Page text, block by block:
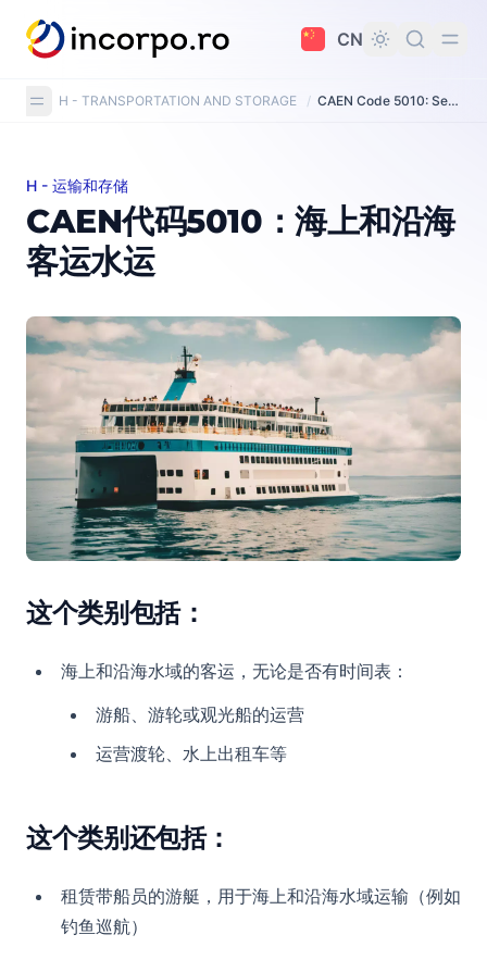
要内容
CN
H - TRANSPORTATION AND STORAGE / CAEN Code 5010: Sea and coastal passenger water transport
CAEN代码5010：海上和沿海客运水运
H - 运输和存储
CAEN代码5010：海上和沿海
客运水运
这个类别包括：
海上和沿海水域的客运，无论是否有时间表：
游船、游轮或观光船的运营
运营渡轮、水上出租车等
这个类别还包括：
租赁带船员的游艇，用于海上和沿海水域运输（例如
钓鱼巡航）